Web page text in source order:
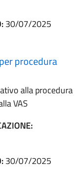
30/07/2025
procedura
alla procedura
VAS
30/07/2025